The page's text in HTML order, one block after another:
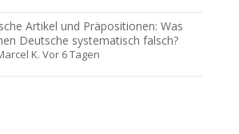
Artikel und Präpositionen: Was
Deutsche systematisch falsch?
K. Vor 6 Tagen